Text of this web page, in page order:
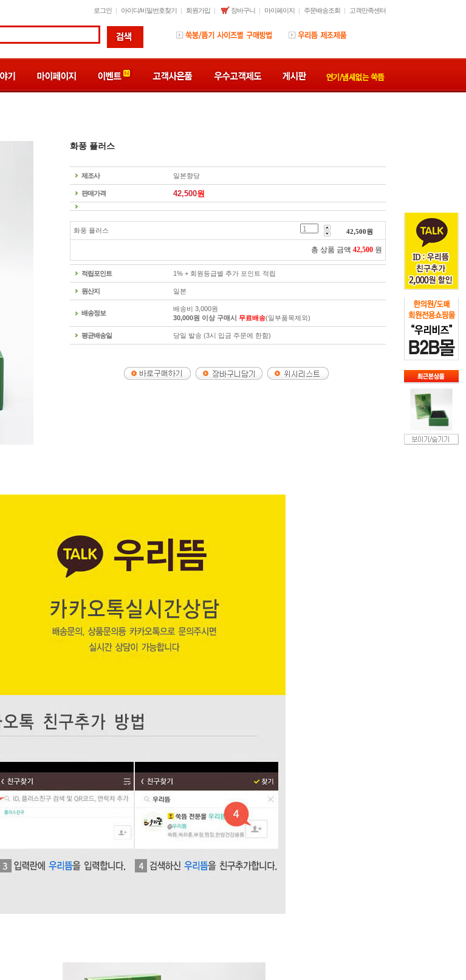
로그인 아이디/비밀번호찾기 회원가입 장바구니 마이페이지 주문배송조회 고객만족센터
화풍 플러스
제조사 일본향당
판매가격 42,500원
화풍 플러스 42,500원
총 상품 금액 42,500 원
적립포인트 1% + 회원등급별 추가 포인트 적립
원산지 일본
배송정보
배송비 3,000원
30,000원 이상 구매시 무료배송(일부품목제외)
평균배송일 당일 발송 (3시 입금 주문에 한함)